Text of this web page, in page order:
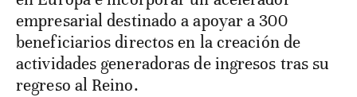
empresarial destinado a apoyar a 300
beneficiarios directos en la creación de
actividades generadoras de ingresos tras su
regreso al Reino.